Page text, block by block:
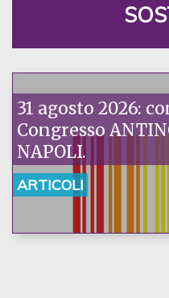
31 agosto 2026:
Congresso
NAPOLI.
ARTICOLI